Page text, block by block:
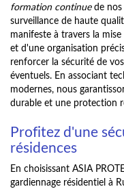
formation continuede nos
surveillance de haute
manifeste à travers la
et d'une organisation
renforcer la sécurité de
éventuels. En associant
modernes, nous
durable et une protection
Profitez d'une
résidences
En choisissant ASIA
gardiennage résidentiel à